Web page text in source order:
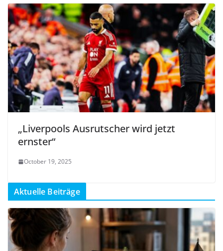
„Liverpools Ausrutscher wird jetzt
ernster“
October 19, 2025
Aktuelle Beiträge